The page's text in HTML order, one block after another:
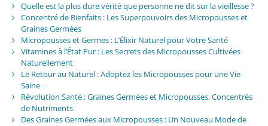
Quelle est la plus dure vérité que personne ne dit sur la vieillesse ?
Concentré de Bienfaits : Les Superpouvoirs des Micropousses et
Graines Germées
Micropousses et Germes : L’Élixir Naturel pour Votre Santé
Vitamines à l’État Pur : Les Secrets des Micropousses Cultivées
Naturellement
Le Retour au Naturel : Adoptez les Micropousses pour une Vie
Saine
Révolution Santé : Graines Germées et Micropousses, Concentrés
de Nutriments
Des Graines Germées aux Micropousses : Un Nouveau Mode de